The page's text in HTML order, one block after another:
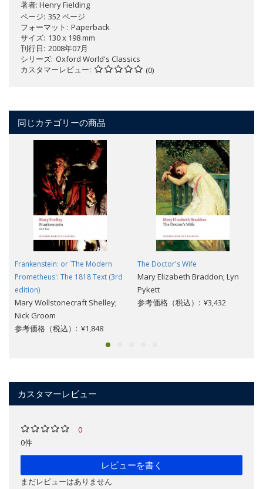
著者: Henry Fielding
ページ 352 ページ
フォーマット
Paperback
サイズ 130 x 198 mm
刊行日 2008年07月
シリーズ Oxford World's Classics
カスタマーレビュー
(0)
同じカテゴリーの商品
Frankenstein: or `The Modern
Prometheus': The 1818 Text (3rd
edition)
Mary Wollstonecraft Shelley;
Nick Groom
参考価格（税込）: ¥1,848
The Doctor's Wife
Mary Elizabeth Braddon; Lyn
Pykett
参考価格（税込）: ¥3,432
カスタマーレビュー
0
0件
レビューを書く
まだレビューはありません